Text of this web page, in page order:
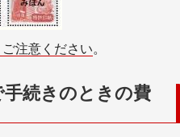
注意ください。
手続きのときの費